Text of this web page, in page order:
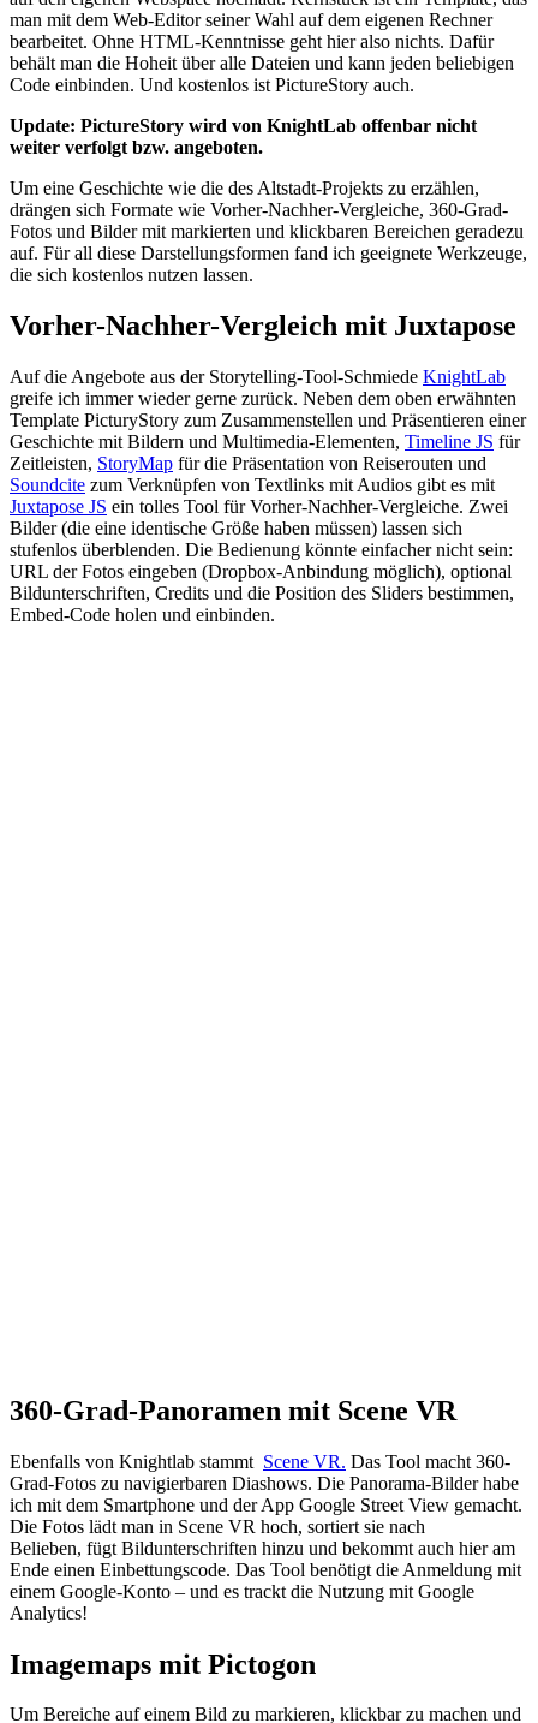
man mit dem Web-Editor seiner Wahl auf dem eigenen Rechner
bearbeitet. Ohne HTML-Kenntnisse geht hier also nichts. Dafür
behält man die Hoheit über alle Dateien und kann jeden beliebigen
Code einbinden. Und kostenlos ist PictureStory auch.
Update: PictureStory wird von KnightLab offenbar nicht
weiter verfolgt bzw. angeboten.
Um eine Geschichte wie die des Altstadt-Projekts zu erzählen,
drängen sich Formate wie Vorher-Nachher-Vergleiche, 360-Grad-
Fotos und Bilder mit markierten und klickbaren Bereichen geradezu
auf. Für all diese Darstellungsformen fand ich geeignete Werkzeuge,
die sich kostenlos nutzen lassen.
Vorher-Nachher-Vergleich mit Juxtapose
Auf die Angebote aus der Storytelling-Tool-Schmiede KnightLab
greife ich immer wieder gerne zurück. Neben dem oben erwähnten
Template PicturyStory zum Zusammenstellen und Präsentieren einer
Geschichte mit Bildern und Multimedia-Elementen, Timeline JS für
Zeitleisten, StoryMap für die Präsentation von Reiserouten und
Soundcite zum Verknüpfen von Textlinks mit Audios gibt es mit
Juxtapose JS ein tolles Tool für Vorher-Nachher-Vergleiche. Zwei
Bilder (die eine identische Größe haben müssen) lassen sich
stufenlos überblenden. Die Bedienung könnte einfacher nicht sein:
URL der Fotos eingeben (Dropbox-Anbindung möglich), optional
Bildunterschriften, Credits und die Position des Sliders bestimmen,
Embed-Code holen und einbinden.
360-Grad-Panoramen mit Scene VR
Ebenfalls von Knightlab stammt Scene VR. Das Tool macht 360-
Grad-Fotos zu navigierbaren Diashows. Die Panorama-Bilder habe
ich mit dem Smartphone und der App Google Street View gemacht.
Die Fotos lädt man in Scene VR hoch, sortiert sie nach
Belieben, fügt Bildunterschriften hinzu und bekommt auch hier am
Ende einen Einbettungscode. Das Tool benötigt die Anmeldung mit
einem Google-Konto – und es trackt die Nutzung mit Google
Analytics!
Imagemaps mit Pictogon
Um Bereiche auf einem Bild zu markieren, klickbar zu machen und